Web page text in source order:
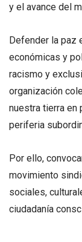
y el avance del
Defender la paz
económicas y
racismo y
organización
nuestra tierra en
periferia
Por ello,
movimiento
sociales,
ciudadanía